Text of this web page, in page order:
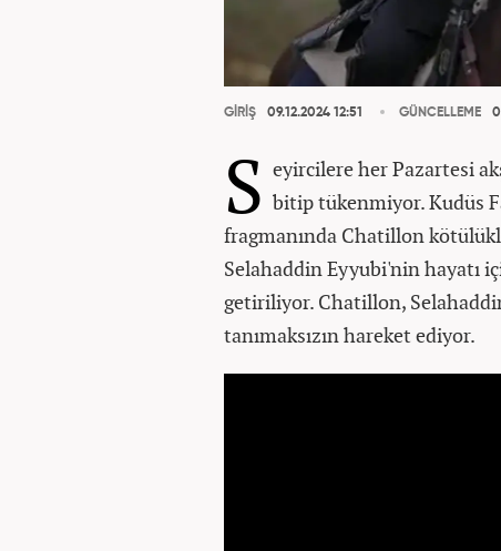
GİRİŞ 09.12.2024 12:51 GÜNCELLEME
S eyircilere her Pazartesi
bitip tükenmiyor. Kudüs
fragmanında Chatillon
Selahaddin Eyyubi'nin hayatı
getiriliyor. Chatillon,
tanımaksızın hareket ediyor.